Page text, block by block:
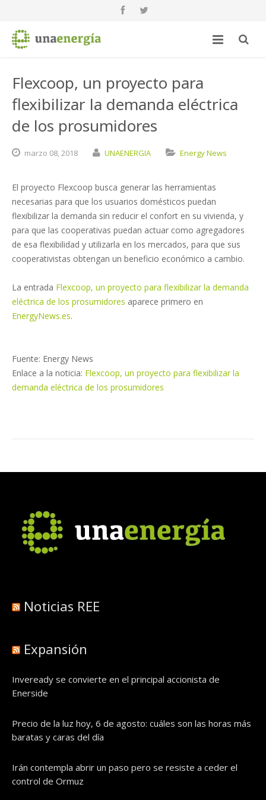
Flexcoop, un proyecto para
flexibilizar la demanda eléctrica
de los prosumidores
marzo 08,2018 UNAENERGIA Energy News
El proyecto Flexcoop busca generar las herramientas
necesarias para que los usuarios domésticos puedan
flexibilizar la demanda sin reducir el confort en su vivienda, y
para que las cooperativas puedan actuar como agregadores
de esa flexibilidad y utilizarla en los mercados, para que sus
cooperativistas obtengan un beneficio económico a cambio.
La entrada Flexcoop, un proyecto para flexibilizar la demanda
eléctrica de los prosumidores aparece primero en
EnergyNews.es.
Fuente: Energy News
Enlace a la noticia: Flexcoop, un proyecto para flexibilizar la
demanda eléctrica de los prosumidores
Noticias REE
Expansión
Inveready se convierte en el principal accionista de
Enerside
Precio de la luz hoy, 6 de agosto: cuáles son las horas más
baratas y caras del día
Irán contempla abrir un paso pero se resiste a ceder el
control de Ormuz